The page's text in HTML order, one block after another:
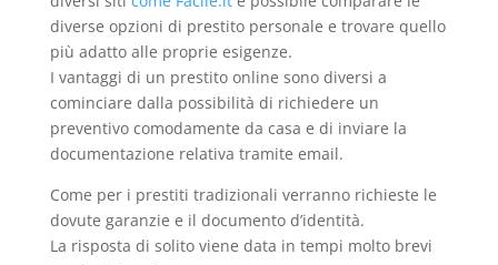
diverse opzioni di prestito personale e trovare quello
più adatto alle proprie esigenze.
I vantaggi di un prestito online sono diversi a
cominciare dalla possibilità di richiedere un
preventivo comodamente da casa e di inviare la
documentazione relativa tramite email.
Come per i prestiti tradizionali verranno richieste le
dovute garanzie e il documento d’identità.
La risposta di solito viene data in tempi molto brevi